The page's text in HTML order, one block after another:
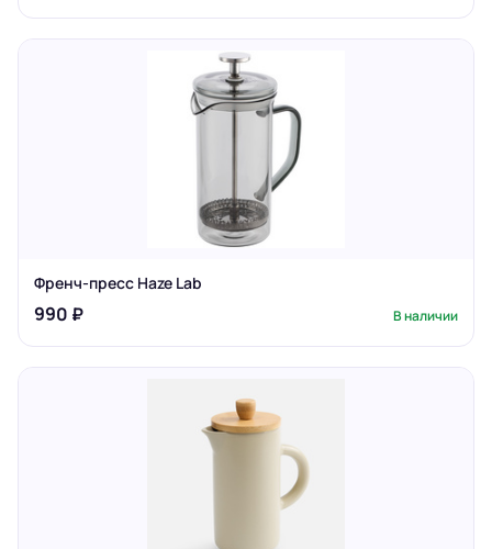
Френч-пресс Haze Lab
990 ₽ В наличии